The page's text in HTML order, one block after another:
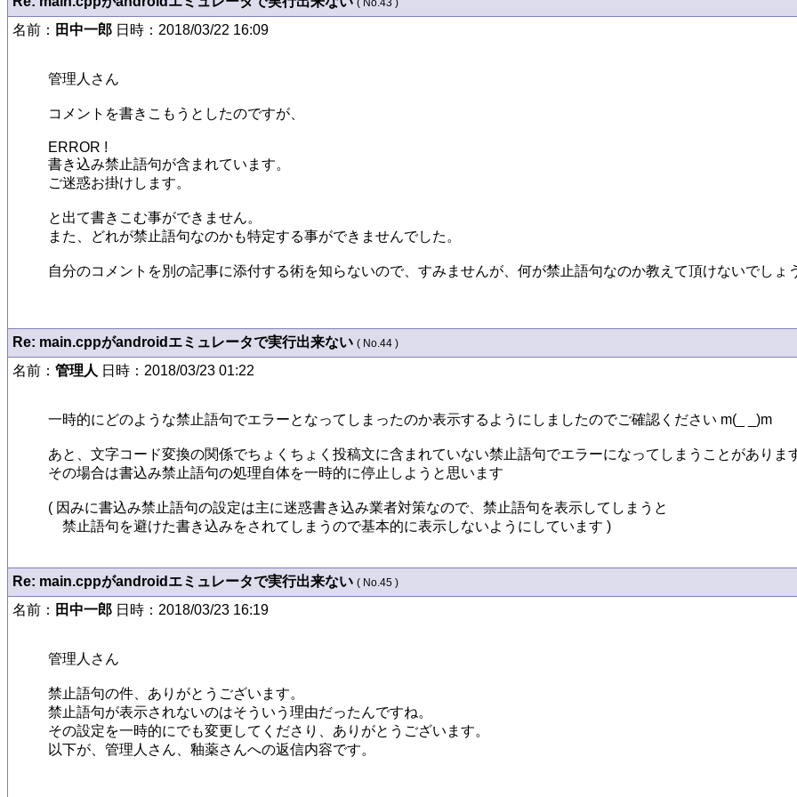
( No.43 )
名前： 田中一郎 日時：2018/03/22 16:09
管理人さん
コメントを書きこもうとしたのですが、
ERROR !
書き込み禁止語句が含まれています。
ご迷惑お掛けします。
と出て書きこむ事ができません。
また、どれが禁止語句なのかも特定する事ができませんでした。
自分のコメントを別の記事に添付する術を知らないので、すみませんが、何が禁止語句なのか教えて頂けないでしょ
Re: main.cppがandroidエミュレータで実行出来ない ( No.44 )
名前： 管理人 日時：2018/03/23 01:22
一時的にどのような禁止語句でエラーとなってしまったのか表示するようにしましたのでご確認ください m(_ _)m
あと、文字コード変換の関係でちょくちょく投稿文に含まれていない禁止語句でエラーになってしまうことがありま
その場合は書込み禁止語句の処理自体を一時的に停止しようと思います
( 因みに書込み禁止語句の設定は主に迷惑書き込み業者対策なので、禁止語句を表示してしまうと
禁止語句を避けた書き込みをされてしまうので基本的に表示しないようにしています )
Re: main.cppがandroidエミュレータで実行出来ない ( No.45 )
名前： 田中一郎 日時：2018/03/23 16:19
管理人さん
禁止語句の件、ありがとうございます。
禁止語句が表示されないのはそういう理由だったんですね。
その設定を一時的にでも変更してくださり、ありがとうございます。
以下が、管理人さん、釉薬さんへの返信内容です。